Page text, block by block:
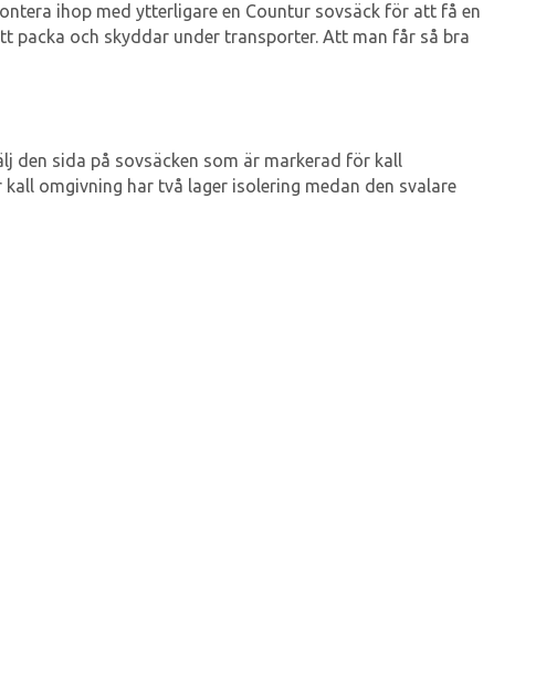
ihop med ytterligare en Countur sovsäck för att få en
packa och skyddar under transporter. Att man får så bra
den sida på sovsäcken som är markerad för kall
omgivning har två lager isolering medan den svalare